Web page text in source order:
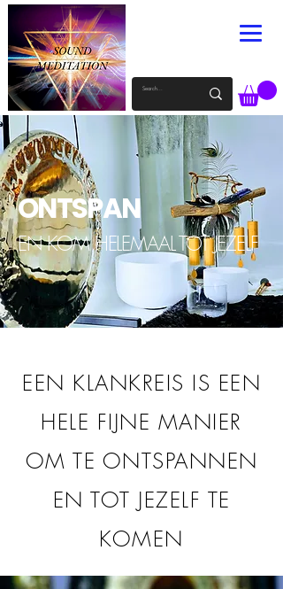
ONTSPAN
EN KOM HELEMAAL TOT JEZELF
EEN KLANKREIS IS EEN
HELE FIJNE MANIER
OM TE ONTSPANNEN
EN TOT JEZELF TE
KOMEN